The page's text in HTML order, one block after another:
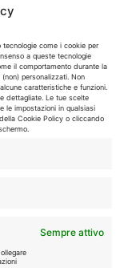
come i cookie per
a queste tecnologie
il comportamento durante la
personalizzati. Non
caratteristiche e funzioni.
dettagliate. Le tue scelte
le impostazioni in qualsiasi
Cookie Policy o cliccando
Sempre attivo
💻
👗
Moda
💎